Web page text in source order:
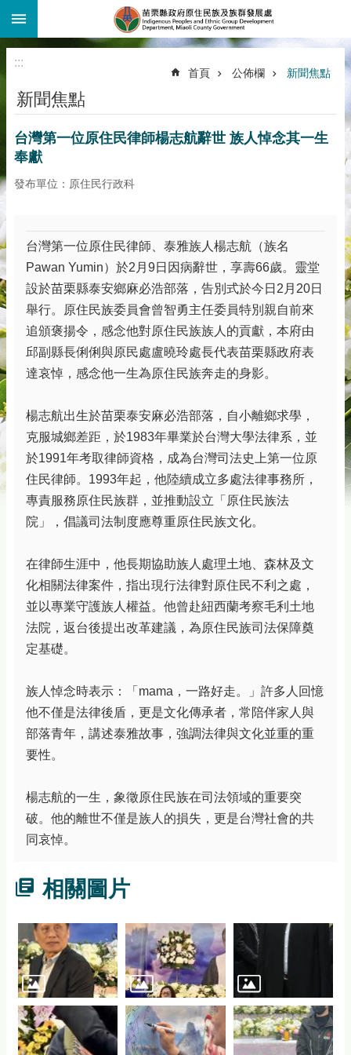
跳到主要內容區塊
:::
首頁 公佈欄 新聞焦點
新聞焦點
台灣第一位原住民律師楊志航辭世 族人悼念其一生
奉獻
發布單位：原住民行政科
台灣第一位原住民律師、泰雅族人楊志航（族名
Pawan Yumin）於2月9日因病辭世，享壽66歲。靈堂
設於苗栗縣泰安鄉麻必浩部落，告別式於今日2月20日
舉行。原住民族委員會曾智勇主任委員特別親自前來
追頒褒揚令，感念他對原住民族族人的貢獻，本府由
邱副縣長俐俐與原民處盧曉玲處長代表苗栗縣政府表
達哀悼，感念他一生為原住民族奔走的身影。
楊志航出生於苗栗泰安麻必浩部落，自小離鄉求學，
克服城鄉差距，於1983年畢業於台灣大學法律系，並
於1991年考取律師資格，成為台灣司法史上第一位原
住民律師。1993年起，他陸續成立多處法律事務所，
專責服務原住民族群，並推動設立「原住民族法
院」，倡議司法制度應尊重原住民族文化。
在律師生涯中，他長期協助族人處理土地、森林及文
化相關法律案件，指出現行法律對原住民不利之處，
並以專業守護族人權益。他曾赴紐西蘭考察毛利土地
法院，返台後提出改革建議，為原住民族司法保障奠
定基礎。
族人悼念時表示：「mama，一路好走。」許多人回憶
他不僅是法律後盾，更是文化傳承者，常陪伴家人與
部落青年，講述泰雅故事，強調法律與文化並重的重
要性。
楊志航的一生，象徵原住民族在司法領域的重要突
破。他的離世不僅是族人的損失，更是台灣社會的共
同哀悼。
相關圖片